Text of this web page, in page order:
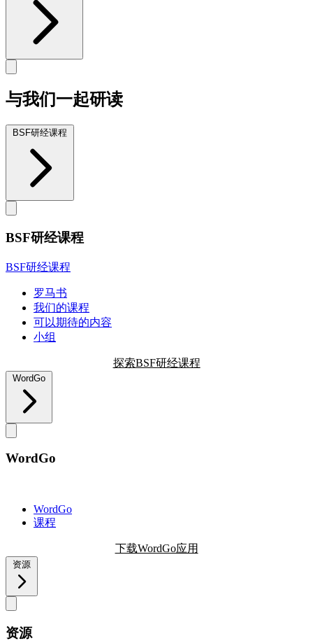
与我们一起研读
BSF研经课程
BSF研经课程
BSF研经课程
罗马书
我们的课程
可以期待的内容
小组
探索BSF研经课程
WordGo
WordGo
WordGo
课程
下载WordGo应用
资源
资源